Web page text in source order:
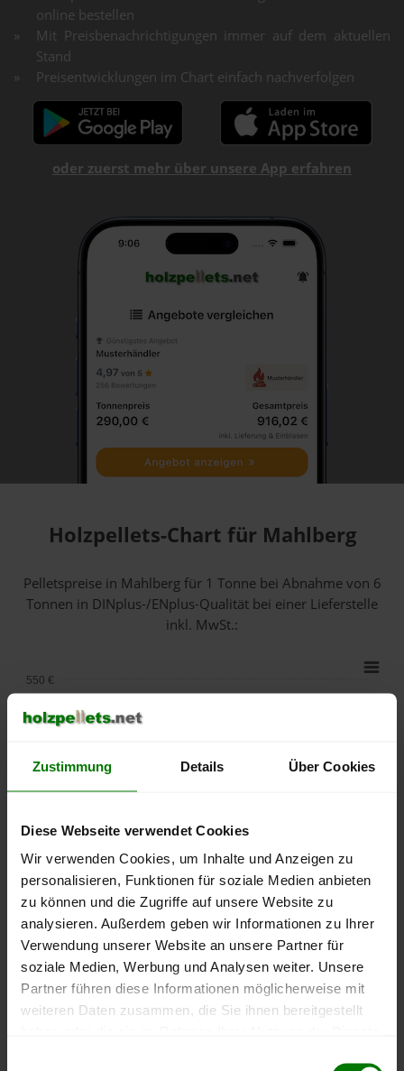
Zustimmung Details Über Cookies
Diese Webseite verwendet Cookies
Wir verwenden Cookies, um Inhalte und Anzeigen zu
personalisieren, Funktionen für soziale Medien anbieten
zu können und die Zugriffe auf unsere Website zu
analysieren. Außerdem geben wir Informationen zu Ihrer
Verwendung unserer Website an unsere Partner für
soziale Medien, Werbung und Analysen weiter. Unsere
Partner führen diese Informationen möglicherweise mit
weiteren Daten zusammen, die Sie ihnen bereitgestellt
online bestellen
Mit Preisbenachrichtigungen immer auf dem aktuellen
Stand
Preisentwicklungen im Chart einfach nachverfolgen
oder zuerst mehr über unsere App erfahren
Holzpellets-Chart für Mahlberg
Pelletspreise in Mahlberg für 1 Tonne bei Abnahmevon 6
Tonnen in DINplus-/ENplus-Qualität bei einer Lieferstelle
inkl. MwSt.:
lose Ware Sackware
September
2025
Januar
Mai
250 €
300 €
450 €
500 €
550 €
Die aktuelle Preisentwicklung für Holzpellets in Deutschland